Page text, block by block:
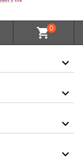
shopping_cart0